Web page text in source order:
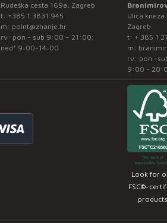
Rudeška cesta 169a, Zagreb
t: +385 1 3831 945
m: point@znanje.hr
rv: pon - sub 9:00 – 21:00;
ned* 9:00-14:00
Ulica
Zagreb
t: + 385 1
m:
rv: pon -
9:00 -
Look for
FSC®-
products